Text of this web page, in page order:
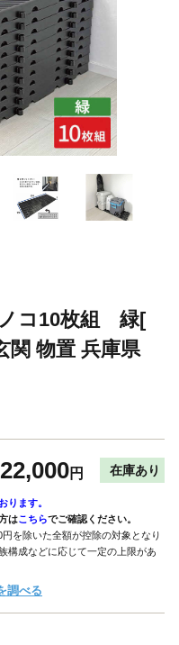
コ10枚組 緑[
関 物置 兵庫県
22,000円 在庫あり
ります。
はこちらでご確認ください。
を除いた全額が控除の対象となり
構成などに応じて一定の上限があ
調べる